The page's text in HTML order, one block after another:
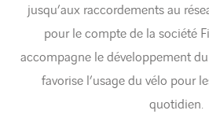
jusqu’aux raccordements au
pour le compte de la société
accompagne le développement du
favorise l’usage du vélo pour
quotidien.